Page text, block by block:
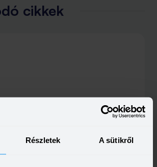
Részletek A sütikről
cikkek
Bank engedélye még szükséges a